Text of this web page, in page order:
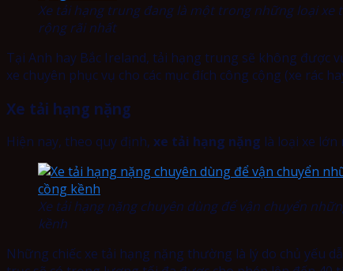
Xe tải hạng trung đang là một trong những loại xe
rộng rãi nhất
Tại Anh hay Bắc Ireland, tải hạng trung sẽ không
xe chuyên phục vụ cho các mục đích công cộng (xe rác
Xe tải hạng nặng
Hiện nay, theo quy định, xe tải hạng nặng là loại xe
Xe tải hạng nặng chuyên dùng để vận chuyển
kềnh
Những chiếc xe tải hạng nặng thường là lý do chủ yếu